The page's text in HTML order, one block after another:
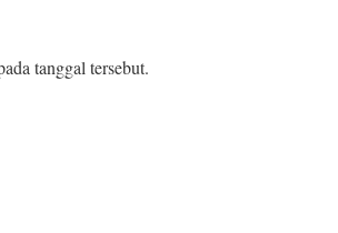
tanggal tersebut.